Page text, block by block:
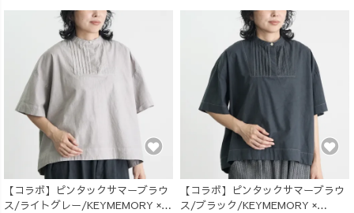
【コラボ】ピンタックサマーブラウ
ス/ライトグレー/KEYMEMORY ×
【コラボ】ピンタックサマーブラウ
ス/ブラック/KEYMEMORY ×